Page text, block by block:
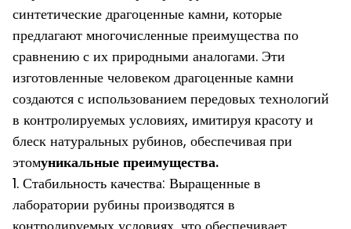
синтетические драгоценные камни, которые
предлагают многочисленные преимущества по
сравнению с их природными аналогами. Эти
изготовленные человеком драгоценные камни
создаются с использованием передовых технологий
в контролируемых условиях, имитируя красоту и
блеск натуральных рубинов, обеспечивая при
этомуникальные преимущества.
1. Стабильность качества: Выращенные в
лаборатории рубины производятся в